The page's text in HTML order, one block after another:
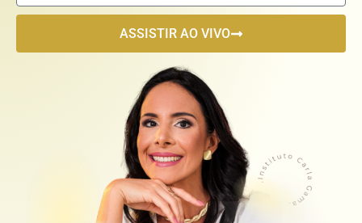
ASSISTIR AO VIVO